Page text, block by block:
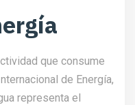
que consume
de Energía,
representa el